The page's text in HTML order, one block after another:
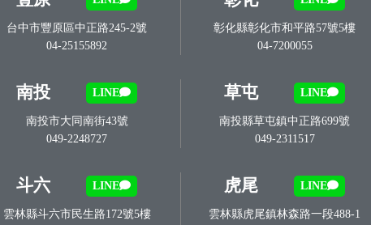
台中市豐原區中正路245-2號
04-25155892
彰化縣彰化市和平路57號5樓
04-7200055
南投 LINE
南投市大同南街43號
049-2248727
草屯 LINE
南投縣草屯鎮中正路699號
049-2311517
斗六 LINE
雲林縣斗六市民生路172號5樓
虎尾 LINE
雲林縣虎尾鎮林森路一段488-1